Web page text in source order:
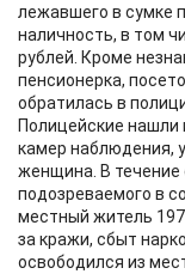
лежавшего в сумке
наличность, в том
рублей. Кроме
пенсионерка,
обратилась в
Полицейские нашли
камер наблюдения,
женщина. В течение
подозреваемого в
местный житель
за кражи, сбыт
освободился из